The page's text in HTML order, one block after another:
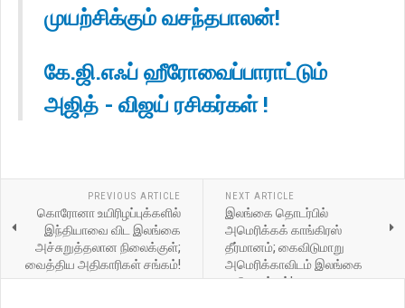
முயற்சிக்கும் வசந்தபாலன்!
கே.ஜி.எஃப் ஹீரோவைப்பாராட்டும்
அஜித் - விஜய் ரசிகர்கள் !
PREVIOUS ARTICLE
கொரோனா உயிரிழப்புக்களில்
இந்தியாவை விட இலங்கை
அச்சுறுத்தலான நிலைக்குள்;
வைத்திய அதிகாரிகள் சங்கம்!
NEXT ARTICLE
இலங்கை தொடர்பில்
அமெரிக்கக் காங்கிரஸ்
தீர்மானம்; கைவிடுமாறு
அமெரிக்காவிடம் இலங்கை
வலியுறுத்தல்!